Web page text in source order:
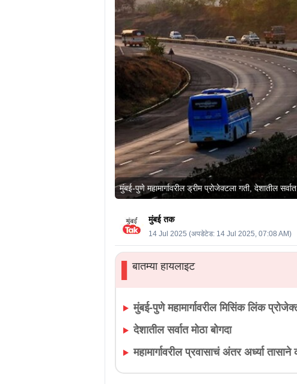
मुंबई-पुणे महामार्गावरील ड्रीम प्रोजेक्टला गती, देशातील सर्वात
मुंबई तक
14 Jul 2025 (अपडेटेड: 14 Jul 2025, 07:08 AM)
▌बातम्या हायलाइट
मुंबई-पुणे महामार्गावरील मिसिंक लिंक
देशातील सर्वात मोठा बोगदा
महामार्गावरील प्रवासाचं अंतर अर्ध्या तासाने